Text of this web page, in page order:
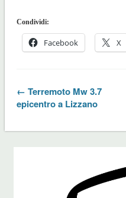
Condividi:
Facebook X
← Terremoto Mw 3.7
epicentro a Lizzano